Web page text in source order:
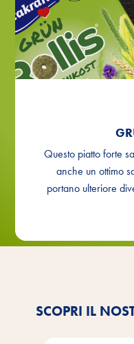
Questo piatto forte
anche un ottimo
portano ulteriore
SCOPRI IL